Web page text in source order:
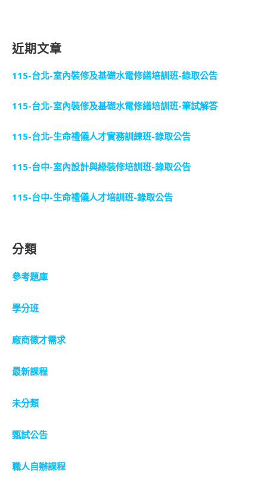
近期文章
115-台北-室內裝修及基礎水電修繕培訓班-錄取公告
115-台北-室內裝修及基礎水電修繕培訓班-筆試解答
115-台北-生命禮儀人才實務訓練班-錄取公告
115-台中-室內設計與綠裝修培訓班-錄取公告
115-台中-生命禮儀人才培訓班-錄取公告
分類
參考題庫
學分班
廠商徵才需求
最新課程
未分類
甄試公告
職人自辦課程